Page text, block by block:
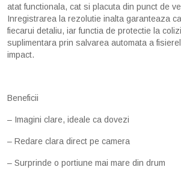
atat functionala, cat si placuta din punct de
Inregistrarea la rezolutie inalta garanteaza
fiecarui detaliu, iar functia de protectie la
suplimentara prin salvarea automata a
impact.
Beneficii
– Imagini clare, ideale ca dovezi
– Redare clara direct pe camera
– Surprinde o portiune mai mare din drum